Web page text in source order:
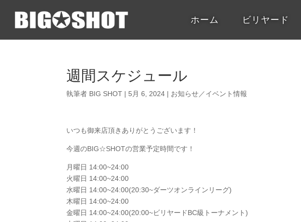
ホーム ビリヤード
週間スケジュール
執筆者 BIG SHOT | 5月 6, 2024 | お知らせ／イベント情報
いつも御来店頂きありがとうございます！
今週のBIG☆SHOTの営業予定時間です！
月曜日 14:00~24:00
火曜日 14:00~24:00
水曜日 14:00~24:00(20:30~ダーツオンラインリーグ)
木曜日 14:00~24:00
金曜日 14:00~24:00(20:00~ビリヤードBC級トーナメント)